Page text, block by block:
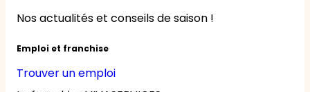
Nos actualités et conseils de saison !
Emploi et franchise
Trouver un emploi